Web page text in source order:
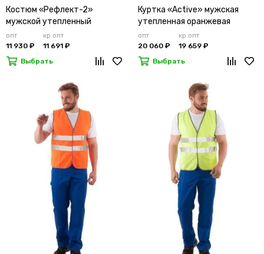
Костюм «Рефлект-2»
мужской утепленный
оранжевый с п/к
опт
11 930 ₽
кр.опт
11 691 ₽
Выбрать
Куртка «Active» мужская
утепленная оранжевая
опт
20 060 ₽
кр.опт
19 659 ₽
Выбрать